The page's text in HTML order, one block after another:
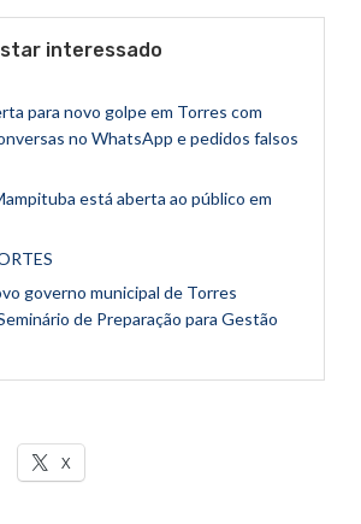
interessado
para novo golpe em Torres com
no WhatsApp e pedidos falsos
está aberta ao público em
governo municipal de Torres
de Preparação para Gestão
X